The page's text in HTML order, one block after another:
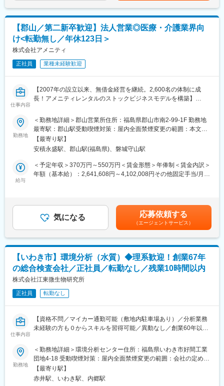
専門知識が無い方でも、すぐに習得することができます。また、
健康診断のサポートが無い日は、営業渉外担当のメンバーと一緒
に顧客先に同行していただき、打合せの流れを学んでいただきま
す。将来的には、少しずつ顧客を引き継ぎ、担当エリアをお任せ
したいと考えています。その際も、営業渉外担当のメンバーがし
っかりとサポートしますので、安心して業務を行うことができま
す。
■魅力：
営業や医療系職種未経験の方でも、業務に慣れている営業渉外担
変更の範囲：無
■やりがい：
CRCは疾病を抱えた患者さんやそれを治療しようと奮闘する医師
やスタッフなど携わる相手が多いです。現在治療法がなく苦しん
でいる患者さんに対して薬を届けられたり、最前線で治療にあた
る医師やスタッフのサポートを行え、治験が無事に終了すれば喜
びはひとしおです。
してくる方も多いです。そのため教育体制が充実しています。入
社は原則偶数月と決まっており、同期入社者とともに2週間弱本社
な法令から実務まで座学中心でロープレを交えながら学んでいき
ます。その後、各拠点に配属され先輩社員から業務を引継ぎなが
らOJT担当者とともに医療機関へ同行するなど、徐々に業務を身
に着けていきます。確認テストやチェックシートを用いながら習
熟度を測り、入社後1年程度で一人で担当を持てるようになりま
す。なお、その後も定期的に中途入社者に対してフォローを行う
体制が整っています。
ったときや先輩や上司がサポートしてくれるため、安心して進め
られます。また、家族の急な体調不良や突発休の場合にも周囲が
代理対応をしてくれる風土があり、チームワークが強みです。
した。管理職における女性比率も63.6%と、ライフイベントの多
い女性も活躍しやすい環境です。正社員の場合、転勤可能性はあ
りますが、定期的にあるものではなく適性や希望に応じて配置し
ています。
変更の範囲：会社の定める業務
【郡山／第二新卒歓迎】法人営業◎医療・介護業界向
け<転勤無し／年休123日＞
株式会社アメニティ
正社員 業種未経験歓迎
仕事内容
【2007年の設立以来、無借金経営を継続。2,600名の体制に成
長！アメニティレンタルのストックビジネスモデルを構築】
を図るため、このたび新たな仲間をお迎えすることとなりまし
た。
■業務詳細：
病院や介護施設に向けて、入院・入所時に必要な衣類やタオル、
日用品などをレンタルできる「アメニティサポートシステム」を
提案する営業です。ニーズに応じて、人材派遣・紹介サービスや
献性も高く、今後の高齢化社会において成長が見込める成長産業
です。 また、病院や介護施設の業務軽減に貢献する事で、患者
様、利用者様へのサービス向上に直結する為、大変やりがいのあ
■キャリアアップについて：
本人の頑張りを昇給、昇格にて評価される制度が御座います。ま
た、事業拡大に伴い、新規の営業所も出店しており、営業所長や
エリアを管理する責任者などのポストがある為、早期のキャリア
アップが見込めます。 ※実際に入社4年前後で所長になった中途入
社の方もいらっしゃいます。
■会社情報：
当社は入院中に必要となるアメニティ(パジャマ・タオル・日用
品）をレンタルするアメニティサポートシステムを提供している
レンタルだけでなく、病院・介護施設内での申込の受付業務から
ご利用者への提供・回収・請求まで全て弊社で受け持っておりま
す。そのため医療・介護施設の業務負担の軽減もでき多くのメリ
ットがあります。拠点は北海道から九州まで展開し、毎年増収・
勤務地
＜勤務地詳細＞郡山営業所住所：福島県郡山市南2-99-1F 勤務地
最寄駅：郡山駅受動喫煙対策：屋内全面禁煙変更の範囲：本文参
照【最寄り駅】
安積永盛駅、郡山駅(福島県)、磐城守山駅
給与
＜予定年収＞370万円～550万円＜賃金形態＞年俸制＜賃金内訳＞
年額（基本給）：2,641,608円～4,102,008円その他固定手当/月：
無＞有＜残業手当＞有＜給与補足＞※経験・能力・前職の給与など
を考慮するため上下する可能性があります・評価：年2回（4月・
10月/売上実績だけでなく取り組み姿勢や提案プロセスなどの定性
評価も重視）・年収例：370-480万円(主任/入社2-3年)⇒420-550
万円(係長/入社3-5年)賃金はあくまでも目安の金額であり、選考を
通じて上下する可能性があります。月給(月額)は固定手当を含めた
表記です。
気になる 応募依頼する
（エージェントサービス）
【いわき市】環境分析（水質）◆理系歓迎！創業67年
の総合検査会社／正社員／転勤なし／残業10時間以内
株式会社江東微生物研究所
正社員 転勤なし
仕事内容
【資格不問／マイカー通勤可能（敷地内駐車場あり）／分析業務
未経験の方も０からスキルを習得可能／異動なし／創業60年以上
血液検査などの臨床検査や、水質検査・食品衛生検査等の受託を
主要事業とする当社にて水質検査の分析業務をお任せします。
■業務内容：ラボでの検査業務
〈一日の流れ〉
勤務地
＜勤務地詳細＞環境分析センター住所：福島県いわき市好間工業
団地4-18 受動喫煙対策：屋内全面禁煙変更の範囲：会社の定める
事業所
【最寄り駅】
赤井駅、いわき駅、内郷駅